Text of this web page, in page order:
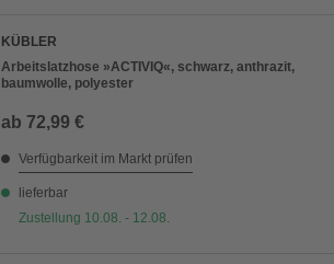
KÜBLER
Arbeitslatzhose »ACTIVIQ«, schwarz, anthrazit,
baumwolle, polyester
ab 72,99 €
Verfügbarkeit im Markt prüfen
lieferbar
Zustellung 10.08. - 12.08.